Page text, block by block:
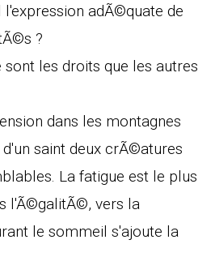
l'expression adÃ©quate de
?
sont les droits que les autres
dans les montagnes
saint deux crÃ©atures
La fatigue est le plus
l'Ã©galitÃ©, vers la
le sommeil s'ajoute la